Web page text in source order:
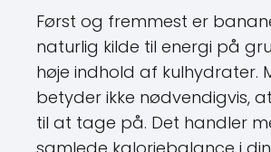
Først og fremmest er
naturlig kilde til energi på
høje indhold af kulhydrater.
betyder ikke nødvendigvis,
til at tage på. Det handler
samlede kaloriebalance i din